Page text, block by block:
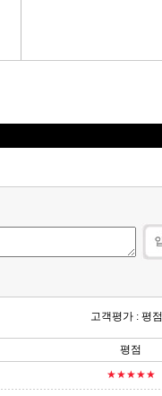
고객평가 : 평점
평점
★★★★★